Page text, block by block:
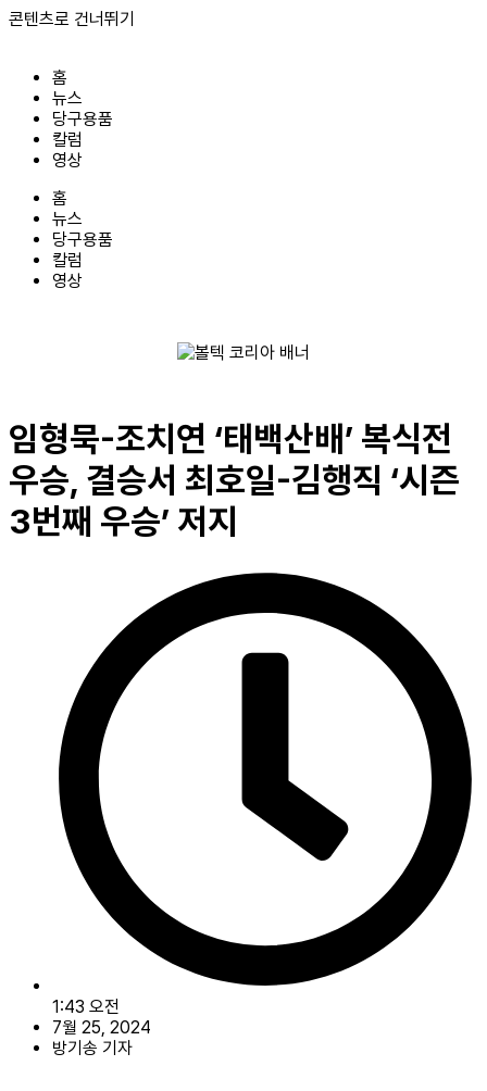
콘텐츠로 건너뛰기
홈
뉴스
당구용품
칼럼
영상
홈
뉴스
당구용품
칼럼
영상
임형묵-조치연 ‘태백산배’ 복식전
우승, 결승서 최호일-김행직 ‘시즌
3번째 우승’ 저지
1:43 오전
7월 25, 2024
방기송 기자